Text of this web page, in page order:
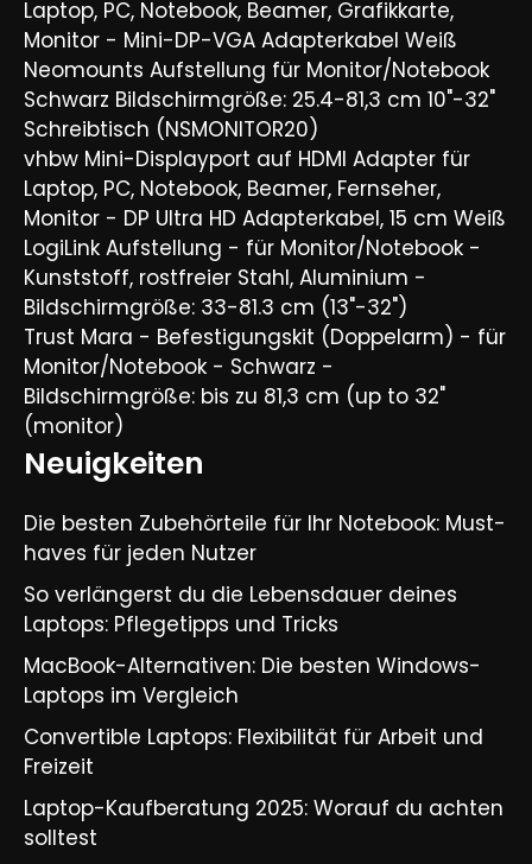
Laptop, PC, Notebook, Beamer, Grafikkarte,
Monitor - Mini-DP-VGA Adapterkabel Weiß
Neomounts Aufstellung für Monitor/Notebook
Schwarz Bildschirmgröße: 25.4-81,3 cm 10"-32"
Schreibtisch (NSMONITOR20)
vhbw Mini-Displayport auf HDMI Adapter für
Laptop, PC, Notebook, Beamer, Fernseher,
Monitor - DP Ultra HD Adapterkabel, 15 cm Weiß
LogiLink Aufstellung - für Monitor/Notebook -
Kunststoff, rostfreier Stahl, Aluminium -
Bildschirmgröße: 33-81.3 cm (13"-32")
Trust Mara - Befestigungskit (Doppelarm) - für
Monitor/Notebook - Schwarz -
Bildschirmgröße: bis zu 81,3 cm (up to 32"
(monitor)
Neuigkeiten
Die besten Zubehörteile für Ihr Notebook: Must-
haves für jeden Nutzer
So verlängerst du die Lebensdauer deines
Laptops: Pflegetipps und Tricks​
MacBook-Alternativen: Die besten Windows-
Laptops im Vergleich​
Convertible Laptops: Flexibilität für Arbeit und
Freizeit​
Laptop-Kaufberatung 2025: Worauf du achten
solltest​